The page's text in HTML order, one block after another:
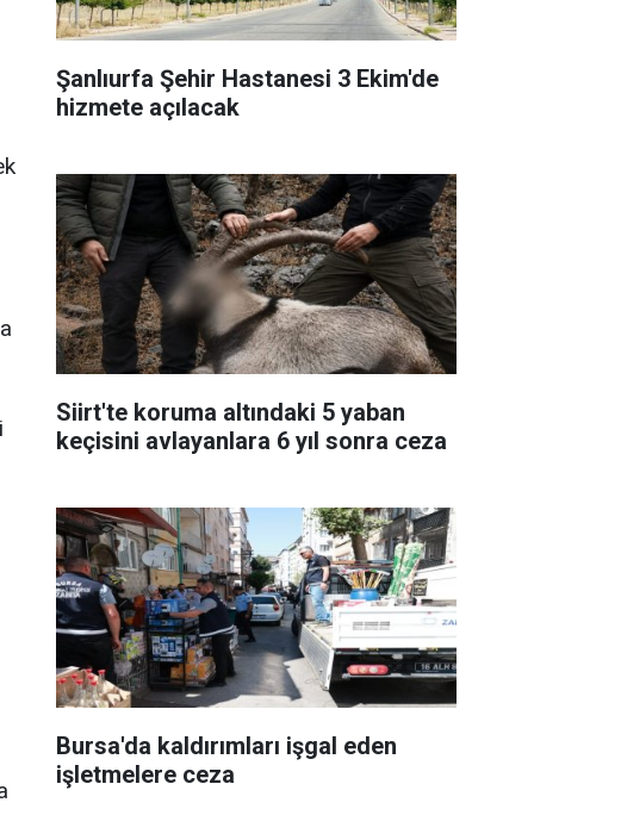
Şanlıurfa Şehir Hastanesi 3 Ekim'de
hizmete açılacak
Siirt'te koruma altındaki 5 yaban
keçisini avlayanlara 6 yıl sonra ceza
Bursa'da kaldırımları işgal eden
işletmelere ceza